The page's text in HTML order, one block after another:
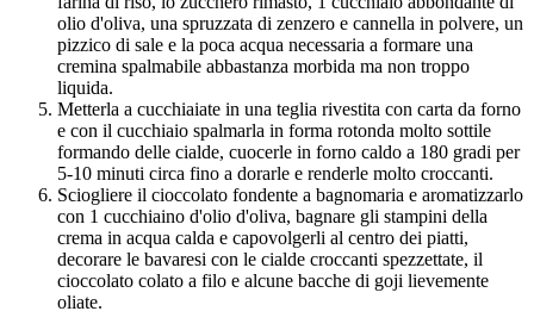
olio d'oliva, una spruzzata di zenzero e cannella in polvere, un
pizzico di sale e la poca acqua necessaria a formare una
cremina spalmabile abbastanza morbida ma non troppo
liquida.
Metterla a cucchiaiate in una teglia rivestita con carta da forno
e con il cucchiaio spalmarla in forma rotonda molto sottile
formando delle cialde, cuocerle in forno caldo a 180 gradi per
5-10 minuti circa fino a dorarle e renderle molto croccanti.
Sciogliere il cioccolato fondente a bagnomaria e aromatizzarlo
con 1 cucchiaino d'olio d'oliva, bagnare gli stampini della
crema in acqua calda e capovolgerli al centro dei piatti,
decorare le bavaresi con le cialde croccanti spezzettate, il
cioccolato colato a filo e alcune bacche di goji lievemente
oliate.